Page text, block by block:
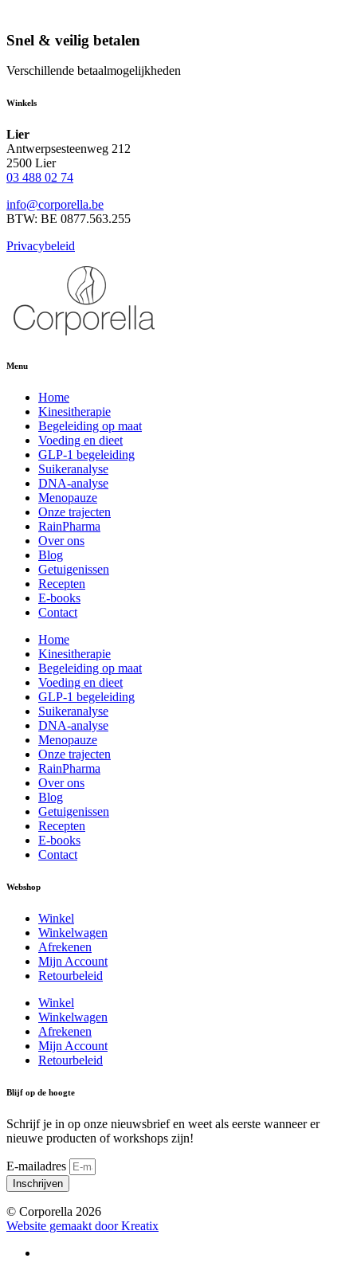
Snel & veilig betalen
Verschillende betaalmogelijkheden
Winkels
Lier
Antwerpsesteenweg 212
2500 Lier
03 488 02 74
info@corporella.be
BTW: BE 0877.563.255
Privacybeleid
Menu
Home
Kinesitherapie
Begeleiding op maat
Voeding en dieet
GLP-1 begeleiding
Suikeranalyse
DNA-analyse
Menopauze
Onze trajecten
RainPharma
Over ons
Blog
Getuigenissen
Recepten
E-books
Contact
Home
Kinesitherapie
Begeleiding op maat
Voeding en dieet
GLP-1 begeleiding
Suikeranalyse
DNA-analyse
Menopauze
Onze trajecten
RainPharma
Over ons
Blog
Getuigenissen
Recepten
E-books
Contact
Webshop
Winkel
Winkelwagen
Afrekenen
Mijn Account
Retourbeleid
Winkel
Winkelwagen
Afrekenen
Mijn Account
Retourbeleid
Blijf op de hoogte
Schrijf je in op onze nieuwsbrief en weet als eerste wanneer er
nieuwe producten of workshops zijn!
E-mailadres
Inschrijven
© Corporella 2026
Website gemaakt door Kreatix